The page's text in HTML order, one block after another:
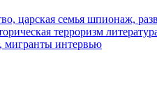
царская семья шпионаж,
терроризм
мигранты интервью